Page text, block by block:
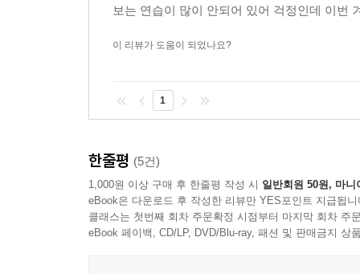
보는 연습이 많이 안되어 있어 걱정인데 이번
이 리뷰가 도움이 되었나요?
1
한줄평 (5건)
1,000원 이상 구매 후 한줄평 작성 시 일반회원 50원, 마니
eBook은 다운로드 후 작성한 리뷰만 YES포인트 지급됩니
클래스는 첫번째 회차 주문확정 시점부터 마지막 회차 주
eBook 페이백, CD/LP, DVD/Blu-ray, 패션 및 판매금지 상